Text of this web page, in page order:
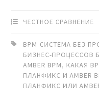
ЧЕСТНОЕ СРАВНЕНИЕ
BPM-СИСТЕМА БЕЗ
БИЗНЕС-ПРОЦЕССОВ
AMBER BPM, КАКАЯ
ПЛАНФИКС И AMBER
ПЛАНФИКС ИЛИ